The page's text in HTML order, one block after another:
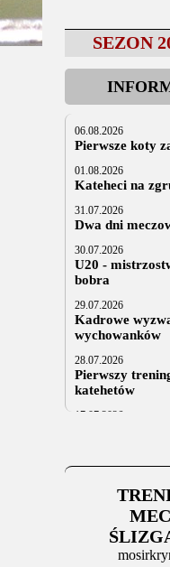
SEZON
06.08.2026
Pierwsze koty
01.08.2026
Kateheci na
31.07.2026
Dwa dni
30.07.2026
U20 -
bobra
29.07.2026
Kadrowe
wychowanków
28.07.2026
Pierwszy
katehetów
17.07.2026
U20: z kraju i
Za trzy
06.07.2025
Stowarzyszenie